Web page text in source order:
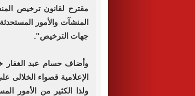
مقترح لقانون ترخيص
المنشآت والأمور
جهات الترخيص".
وأضاف حسام عبد الغفار
ولذا الكثير من الأمور